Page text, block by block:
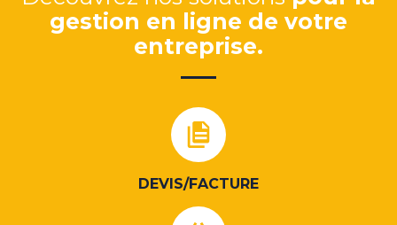
gestion en ligne de votre
entreprise.
DEVIS/FACTURE